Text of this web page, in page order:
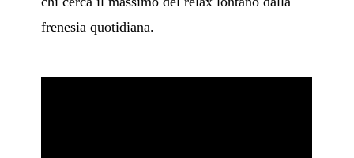
frenesia quotidiana.